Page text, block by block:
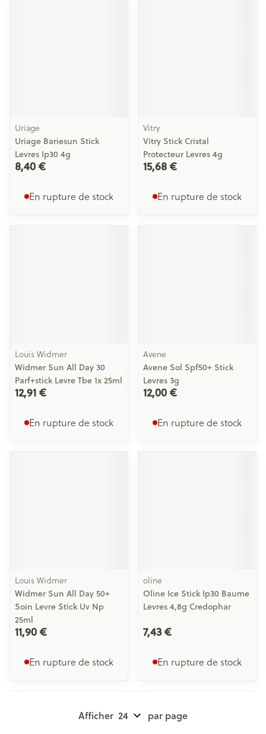
Uriage
Uriage Bariesun Stick
Levres Ip30 4g
8,40 €
En rupture de stock
Vitry
Vitry Stick Cristal
Protecteur Levres 4g
15,68 €
En rupture de stock
Louis Widmer
Widmer Sun All Day 30
Parf+stick Levre Tbe 1x 25ml
12,91 €
En rupture de stock
Avene
Avene Sol Spf50+ Stick
Levres 3g
12,00 €
En rupture de stock
Louis Widmer
Widmer Sun All Day 50+
Soin Levre Stick Uv Np
25ml
11,90 €
En rupture de stock
oline
Oline Ice Stick Ip30 Baume
Levres 4,8g Credophar
7,43 €
En rupture de stock
Afficher par page